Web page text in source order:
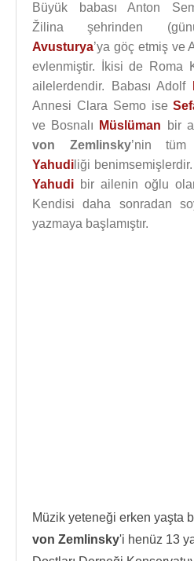
Büyük babası Anton
Žilina şehrinden
Avusturya’ya göç etmiş ve
evlenmiştir. İkisi de Roma
ailelerdendir. Babası Adolf
Annesi Clara Semo ise
ve Bosnalı
Müslüman bir
von Zemlinsky’nin
Yahudi liği
Yahudi bir ailenin oğlu
Kendisi daha sonradan
yazmaya başlamıştır.
Müzik yeteneği erken yaşta
von Zemlinsky'i henüz 13